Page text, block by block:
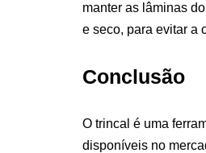
manter as lâminas
e seco, para evitar a
Conclusão
O trincal é uma
disponíveis no